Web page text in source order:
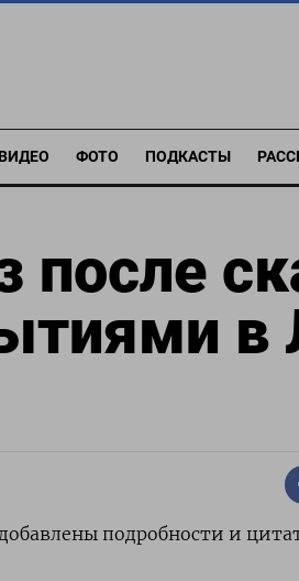
ВИДЕО ФОТО ПОДКАСТЫ
после
в
подробности и